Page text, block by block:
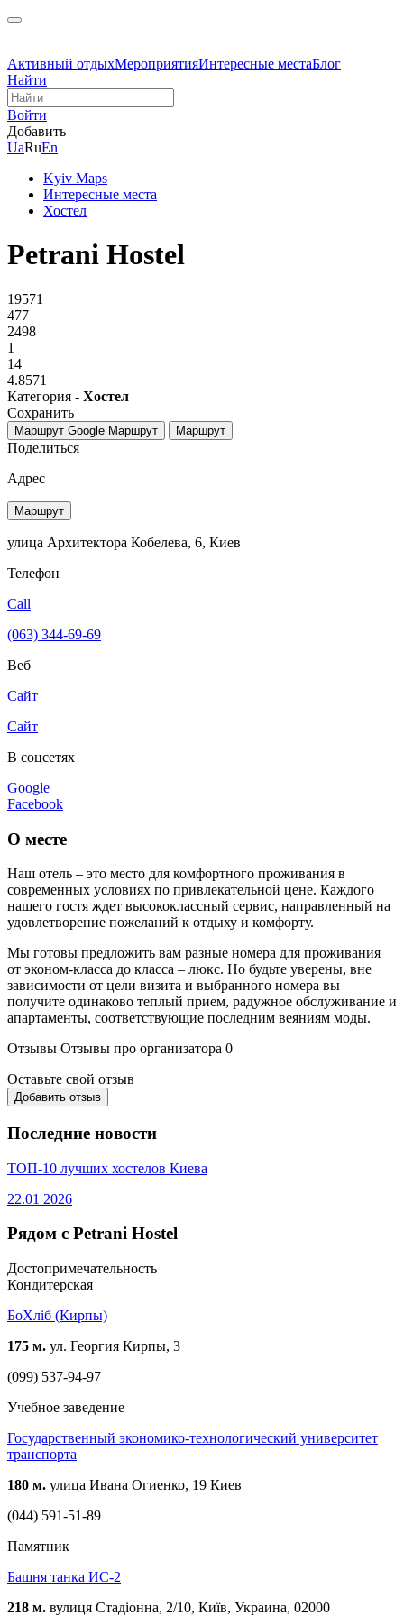
Активный отдыхМероприятияИнтересные местаБлог
Найти
Войти
Добавить
UaRuEn
Kyiv Maps
Интересные места
Хостел
Petrani Hostel
19571
477
2498
1
14
4.8571
Категория - Хостел
Сохранить
Маршрут Google Маршрут Маршрут
Поделиться
Адрес
Маршрут
улица Архитектора Кобелева, 6, Киев
Телефон
Call
(063) 344-69-69
Веб
Сайт
Сайт
В соцсетях
Google
Facebook
О месте
Наш отель – это место для комфортного проживания в
современных условиях по привлекательной цене. Каждого
нашего гостя ждет высококлассный сервис, направленный на
удовлетворение пожеланий к отдыху и комфорту.
Мы готовы предложить вам разные номера для проживания
от эконом-класса до класса – люкс. Но будьте уверены, вне
зависимости от цели визита и выбранного номера вы
получите одинаково теплый прием, радужное обслуживание и
апартаменты, соответствующие последним веяниям моды.
Отзывы Отзывы про организатора 0
Оставьте свой отзыв
Добавить отзыв
Последние новости
ТОП-10 лучших хостелов Киева
22.01 2026
Рядом с Petrani Hostel
Достопримечательность
Кондитерская
БоХліб (Кирпы)
175 м. ул. Георгия Кирпы, 3
(099) 537-94-97
Учебное заведение
Государственный экономико-технологический университет
транспорта
180 м. улица Ивана Огиенко, 19 Киев
(044) 591-51-89
Памятник
Башня танка ИС-2
218 м. вулиця Стадіонна, 2/10, Київ, Украина, 02000